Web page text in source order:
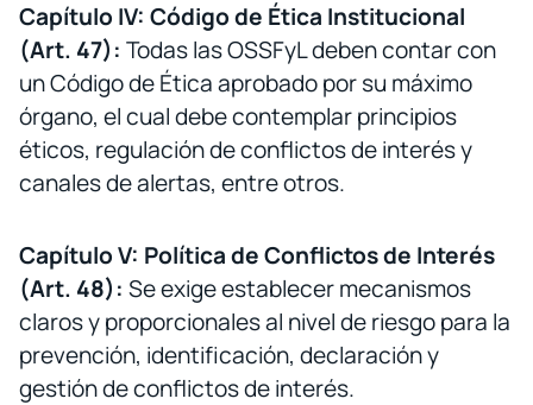
Capítulo IV: Código de Ética Institucional
(Art. 47): Todas las OSSFyL deben contar con
un Código de Ética aprobado por su máximo
órgano, el cual debe contemplar principios
éticos, regulación de conflictos de interés y
canales de alertas, entre otros.
Capítulo V: Política de Conflictos de Interés
(Art. 48): Se exige establecer mecanismos
claros y proporcionales al nivel de riesgo para la
prevención, identificación, declaración y
gestión de conflictos de interés.